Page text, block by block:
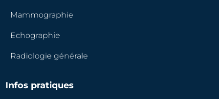
Mammographie
Echographie
Radiologie générale
Infos pratiques